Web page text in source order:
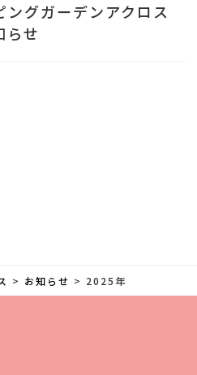
グガーデンアクロス
らせ
> お知らせ > 2025年